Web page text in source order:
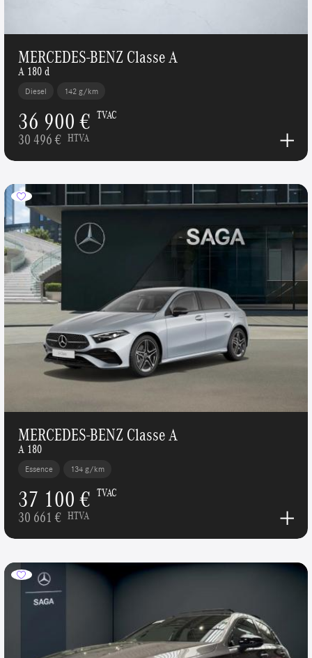
MERCEDES-BENZ Classe A
A 180 d
Diesel 142 g/km
36 900 € TVAC
30 496 € HTVA
MERCEDES-BENZ Classe A
A 180
Essence 134 g/km
37 100 € TVAC
30 661 € HTVA